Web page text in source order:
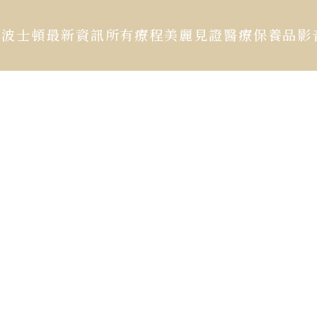
士頓最新資訊所有療程美麗見證醫療保養品影